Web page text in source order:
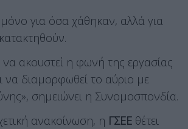
για όσα χάθηκαν, αλλά για
ακουστεί η φωνή της εργασίας
να διαμορφωθεί το αύριο με
σημειώνει η Συνομοσπονδία.
ανακοίνωση, η ΓΣΕΕ θέτει